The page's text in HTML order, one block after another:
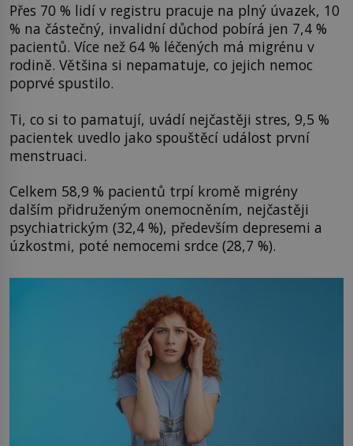
Přes 70 % lidí v registru pracuje na plný úvazek, 10
% na částečný, invalidní důchod pobírá jen 7,4 %
pacientů. Více než 64 % léčených má migrénu v
rodině. Většina si nepamatuje, co jejich nemoc
poprvé spustilo.
Ti, co si to pamatují, uvádí nejčastěji stres, 9,5 %
pacientek uvedlo jako spouštěcí událost první
menstruaci.
Celkem 58,9 % pacientů trpí kromě migrény
dalším přidruženým onemocněním, nejčastěji
psychiatrickým (32,4 %), především depresemi a
úzkostmi, poté nemocemi srdce (28,7 %).